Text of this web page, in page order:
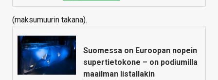
(maksumuurin takana).
Suomessa on Euroopan nopein
supertietokone – on podiumilla
maailman listallakin